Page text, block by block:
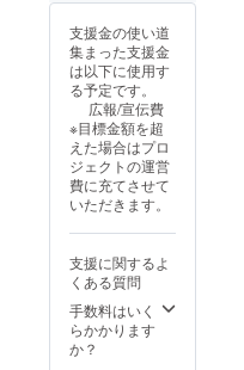
までの12か月間
・ユニフォーム
をご持参いただ
いた場合
RMYouth杯500
円引き(事業が存
続する限り)
ん。おつりはで
ません。 ・初回
来店時にお渡し
いたします。ス
タッフにクラウ
ドファンディン
グで支援をした
旨をお声掛けく
ださい。※郵送希
望の場合はお声
がけください ・
有効期間：2025
年8月23日〜
2026年8月22日
までの12か月間
・ユニフォーム
をご持参いただ
いた場合
RMYouth杯500
支援金の使い道
集まった支援金
は以下に使用す
る予定です。
広報/宣伝費
※目標金額を超
えた場合はプロ
ジェクトの運営
費に充てさせて
いただきます。
支援に関するよ
くある質問
手数料はいく
らかかります
か？